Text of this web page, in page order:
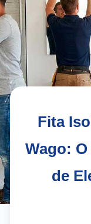
Fita
Wago:
de